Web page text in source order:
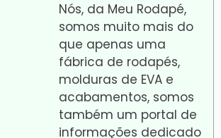
Nós, da Meu Rodapé,
somos muito mais do
que apenas uma
fábrica de rodapés,
molduras de EVA e
acabamentos, somos
também um portal de
informações dedicado